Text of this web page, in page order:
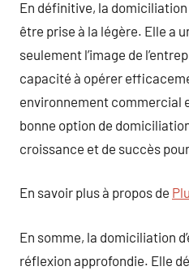
En définitive, la domiciliation
être prise à la légère. Elle a
seulement l’image de
capacité à opérer
environnement commercial
bonne option de
croissance et de succès
En savoir plus à propos de
En somme, la domiciliation
réflexion approfondie. Elle